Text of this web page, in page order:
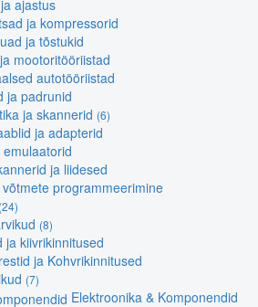
ajastus
ja kompressorid
ja tõstukid
mootoritööriistad
autotööriistad
ja padrunid
ja skannerid (6)
ja adapterid
emulaatorid
ja liidesed
võtmete programmeerimine
(24)
(8)
ja kiivrikinnitused
ja Kohvrikinnitused
(7)
Elektroonika & Komponendid